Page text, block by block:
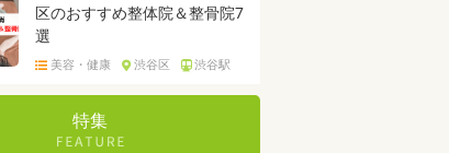
区のおすすめ整体院＆整骨院7
選
美容・健康 渋谷区 渋谷駅
特集